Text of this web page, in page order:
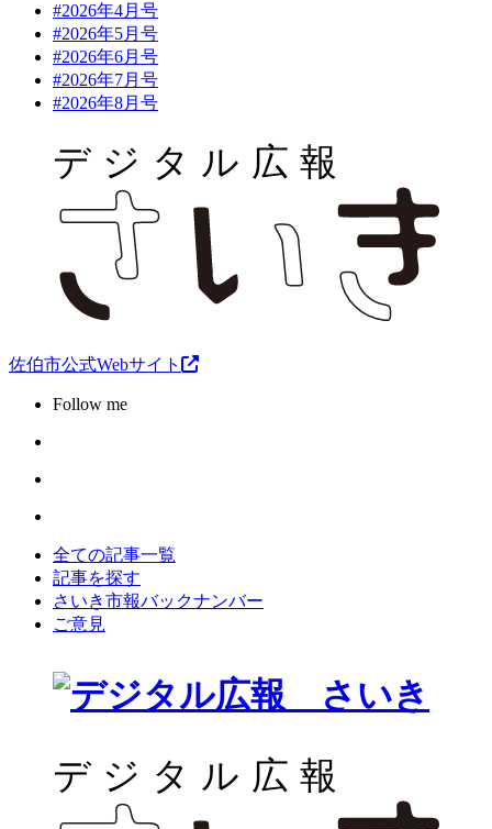
#2026年4月号
#2026年5月号
#2026年6月号
#2026年7月号
#2026年8月号
佐伯市公式Webサイト
Follow me
全ての記事一覧
記事を探す
さいき市報バックナンバー
ご意見